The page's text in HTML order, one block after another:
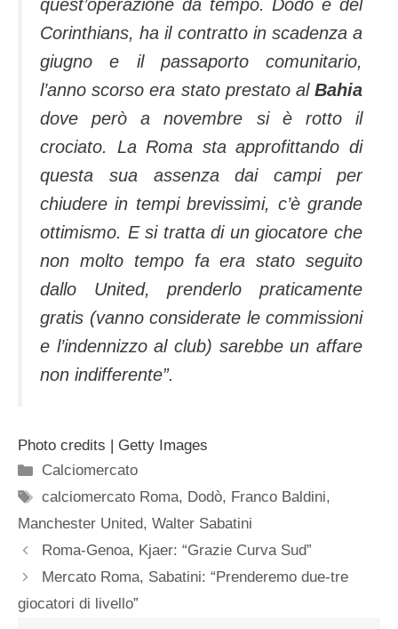
quest’operazione da tempo. Dodò è del
Corinthians, ha il contratto in scadenza a
giugno e il passaporto comunitario,
l’anno scorso era stato prestato al Bahia
dove però a novembre si è rotto il
crociato. La Roma sta approfittando di
questa sua assenza dai campi per
chiudere in tempi brevissimi, c’è grande
ottimismo. E si tratta di un giocatore che
non molto tempo fa era stato seguito
dallo United, prenderlo praticamente
gratis (vanno considerate le commissioni
e l’indennizzo al club) sarebbe un affare
non indifferente”.
Photo credits | Getty Images
Categorie
Calciomercato
Tag
calciomercato Roma, Dodò, Franco Baldini,
Manchester United, Walter Sabatini
Roma-Genoa, Kjaer: “Grazie Curva Sud”
Mercato Roma, Sabatini: “Prenderemo due-tre
giocatori di livello”